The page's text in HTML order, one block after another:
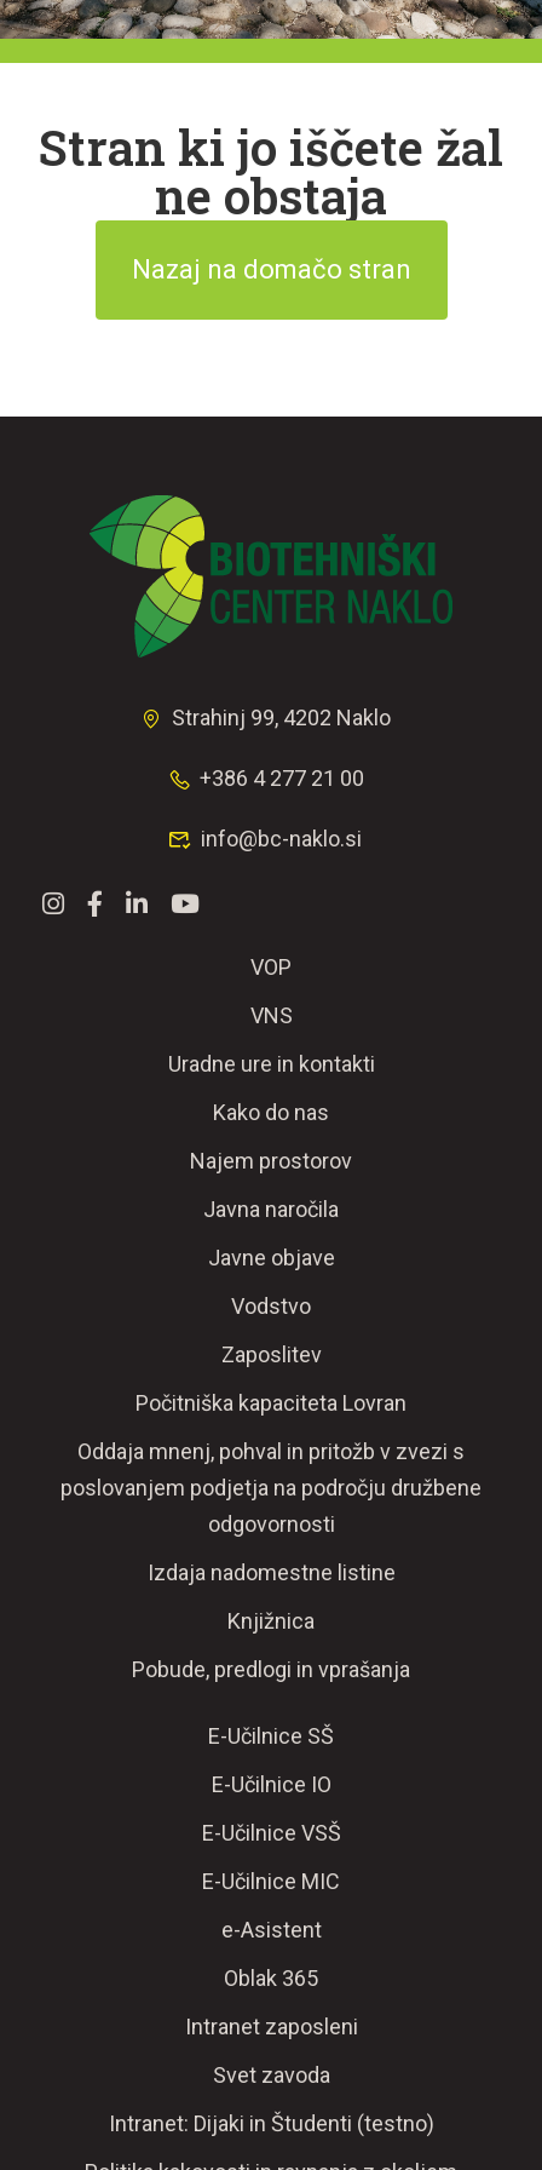
Stran ki jo iščete žal
ne obstaja
Nazaj na domačo stran
Strahinj 99, 4202 Naklo
+386 4 277 21 00
info@bc-naklo.si
VOP
VNS
Uradne ure in kontakti
Kako do nas
Najem prostorov
Javna naročila
Javne objave
Vodstvo
Zaposlitev
Počitniška kapaciteta Lovran
Oddaja mnenj, pohval in pritožb v zvezi s
poslovanjem podjetja na področju družbene
odgovornosti
Izdaja nadomestne listine
Knjižnica
Pobude, predlogi in vprašanja
E-Učilnice SŠ
E-Učilnice IO
E-Učilnice VSŠ
E-Učilnice MIC
e-Asistent
Oblak 365
Intranet zaposleni
Svet zavoda
Intranet: Dijaki in Študenti (testno)